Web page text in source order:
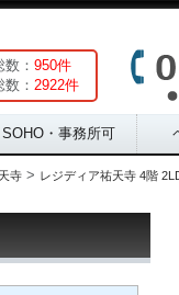
： 950件
： 2922件
SOHO・事務所可
寺 > レジディア祐天寺 4階